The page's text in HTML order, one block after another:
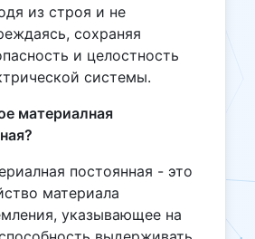
из строя и не
сохраняя
и целостность
системы.
материалная
постоянная - это
материала
указывающее на